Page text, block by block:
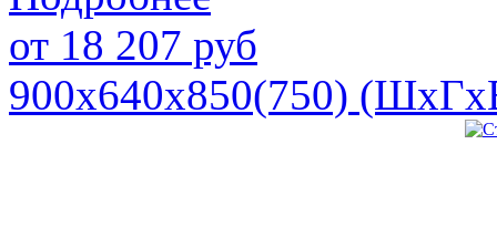
от 18 207 руб
900х640х850(750)